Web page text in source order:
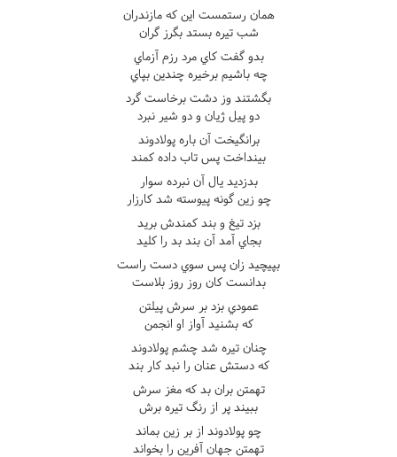
همان رستمست اين که مازندران
شب تيره بستد بگرز گران
بدو گفت کاي مرد رزم آزماي
چه باشيم برخيره چندين بپاي
بگشتند وز دشت برخاست گرد
دو پيل ژيان و دو شير نبرد
برانگيخت آن باره پولادوند
بينداخت پس تاب داده کمند
بدزديد يال آن نبرده سوار
چو زين گونه پيوسته شد کارزار
بزد تيغ و بند کمندش بريد
بجاي آمد آن بند بد را کليد
بپيچيد زان پس سوي دست راست
بدانست کان روز روز بلاست
عمودي بزد بر سرش پيلتن
که بشنيد آواز او انجمن
چنان تيره شد چشم پولادوند
که دستش عنان را نبد کار بند
تهمتن بران بد که مغز سرش
ببيند پر از رنگ تيره برش
چو پولادوند از بر زين بماند
تهمتن جهان آفرين را بخواند